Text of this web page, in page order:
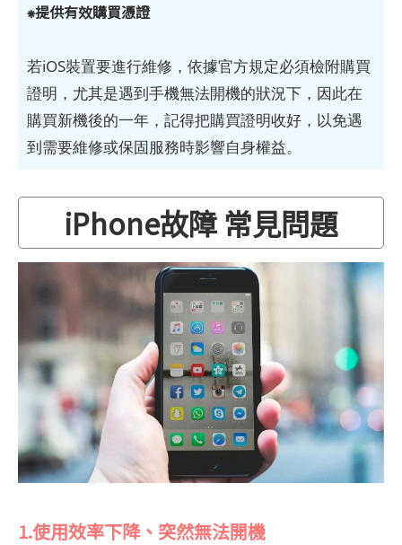
⁕提供有效購買憑證
若iOS裝置要進行維修，依據官方規定必須檢附購買
證明，尤其是遇到手機無法開機的狀況下，因此在
購買新機後的一年，記得把購買證明收好，以免遇
到需要維修或保固服務時影響自身權益。
iPhone故障 常見問題
1.使用效率下降、突然無法開機